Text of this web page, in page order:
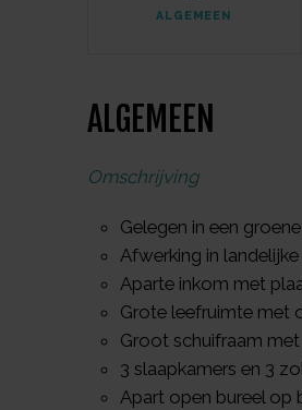
ALGEMEEN
ALGEMEEN
Omschrijving
Gelegen in een
Afwerking in
Aparte inkom met
Grote leefruimte met
Groot schuifraam
3 slaapkamers en 3
Apart open bureel op